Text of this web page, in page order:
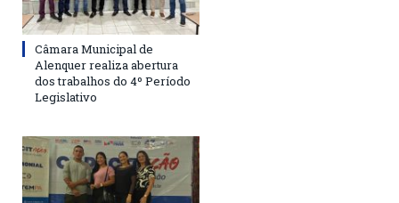
Câmara Municipal de
Alenquer realiza abertura
dos trabalhos do 4º Período
Legislativo